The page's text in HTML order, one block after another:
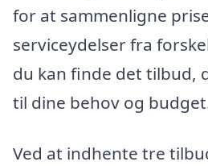
for at sammenligne
serviceydelser fra
du kan finde det tilbud,
til dine behov og
Ved at indhente tre